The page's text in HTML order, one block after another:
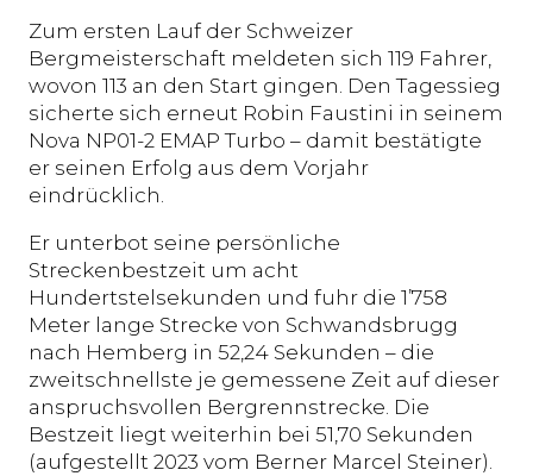
Zum ersten Lauf der Schweizer
Bergmeisterschaft meldeten sich 119 Fahrer,
wovon 113 an den Start gingen. Den Tagessieg
sicherte sich erneut Robin Faustini in seinem
Nova NP01-2 EMAP Turbo – damit bestätigte
er seinen Erfolg aus dem Vorjahr
eindrücklich.
Er unterbot seine persönliche
Streckenbestzeit um acht
Hundertstelsekunden und fuhr die 1’758
Meter lange Strecke von Schwandsbrugg
nach Hemberg in 52,24 Sekunden – die
zweitschnellste je gemessene Zeit auf dieser
anspruchsvollen Bergrennstrecke. Die
Bestzeit liegt weiterhin bei 51,70 Sekunden
(aufgestellt 2023 vom Berner Marcel Steiner).